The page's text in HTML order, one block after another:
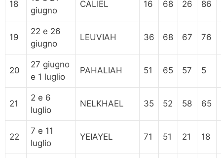
18
giugno
CALIEL 16 68 26 86
19
22 e 26
giugno
LEUVIAH 36 68 67 76
20
27 giugno
e 1 luglio
PAHALIAH 51 65 57 5
21
2 e 6
luglio
NELKHAEL 35 52 58 65
22
7 e 11
luglio
YEIAYEL 71 51 21 18